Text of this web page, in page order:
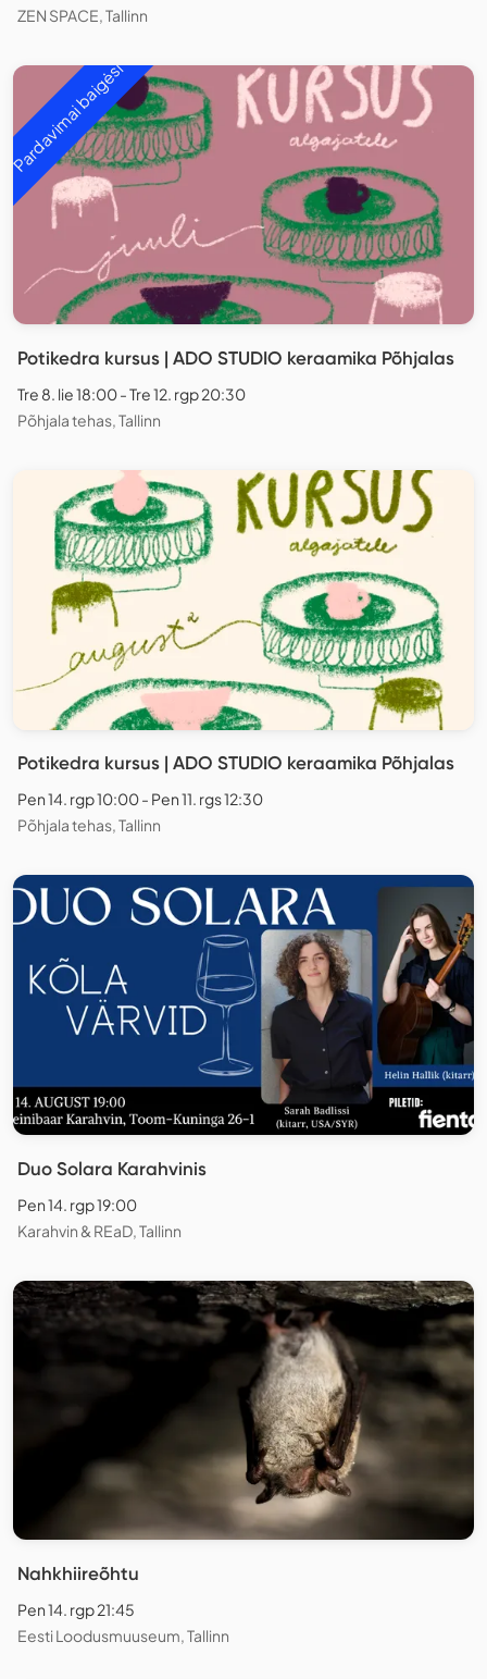
ZEN SPACE, Tallinn
Pardavimai baigėsi
Potikedra kursus | ADO STUDIO keraamika Põhjalas
Tre 8. lie 18:00 - Tre 12. rgp 20:30
Põhjala tehas, Tallinn
Potikedra kursus | ADO STUDIO keraamika Põhjalas
Pen 14. rgp 10:00 - Pen 11. rgs 12:30
Põhjala tehas, Tallinn
Duo Solara Karahvinis
Pen 14. rgp 19:00
Karahvin & REaD, Tallinn
Nahkhiireõhtu
Pen 14. rgp 21:45
Eesti Loodusmuuseum, Tallinn